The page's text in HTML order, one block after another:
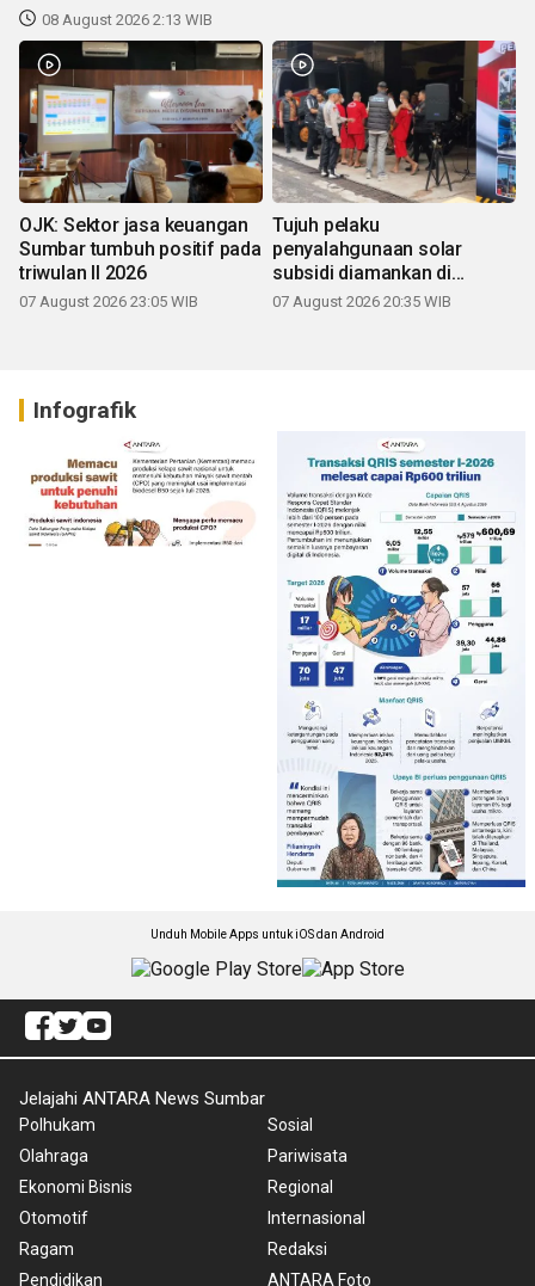
08 August 2026 2:13 WIB
OJK: Sektor jasa keuangan
Sumbar tumbuh positif pada
triwulan II 2026
07 August 2026 23:05 WIB
Tujuh pelaku
penyalahgunaan solar
subsidi diamankan di
Sumbar
07 August 2026 20:35 WIB
Infografik
Unduh Mobile Apps untuk iOS dan Android
Jelajahi ANTARA News Sumbar
Polhukam
Olahraga
Ekonomi Bisnis
Otomotif
Ragam
Pendidikan
Sosial
Pariwisata
Regional
Internasional
Redaksi
ANTARA Foto